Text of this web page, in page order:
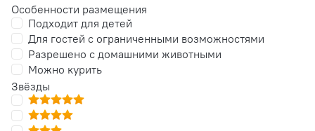
Особенности размещения
Подходит для детей
Для гостей с ограниченными возможностями
Разрешено с домашними животными
Можно курить
Звёзды